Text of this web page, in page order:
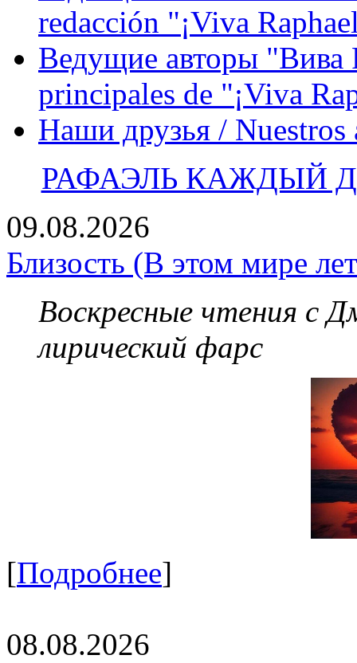
redacción "¡Viva
Ведущие авторы "Вива
principales de "¡Viva
Наши друзья / Nuestros
РАФАЭЛЬ КАЖДЫЙ
09.08.2026
Близость (В этом мире
Воскресные чтения с
лирический фарс
[Подробнее]
08.08.2026